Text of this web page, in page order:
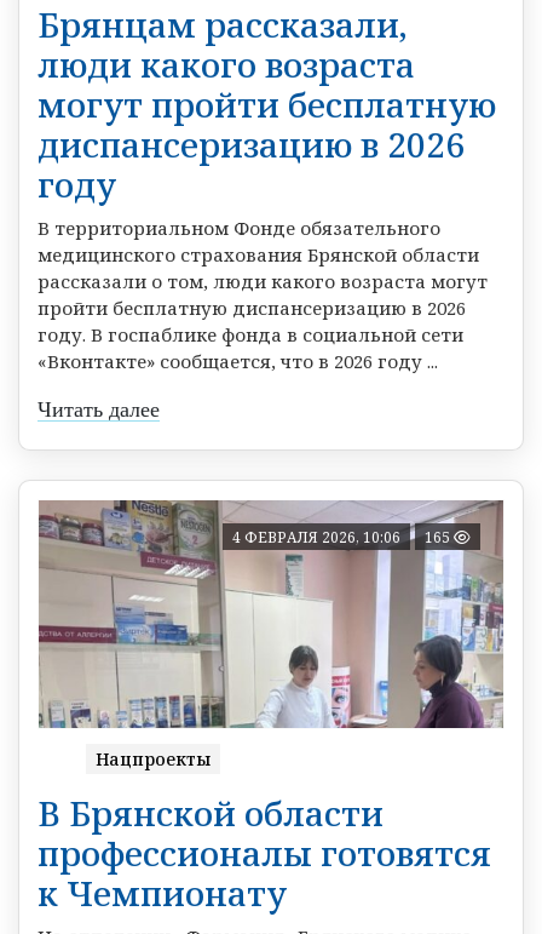
Брянцам рассказали,
люди какого возраста
могут пройти бесплатную
диспансеризацию в 2026
году
В территориальном Фонде обязательного
медицинского страхования Брянской области
рассказали о том, люди какого возраста могут
пройти бесплатную диспансеризацию в 2026
году. В госпаблике фонда в социальной сети
«Вконтакте» сообщается, что в 2026 году ...
Читать далее
4 ФЕВРАЛЯ 2026, 10:06 165
Нацпроекты
В Брянской области
профессионалы готовятся
к Чемпионату